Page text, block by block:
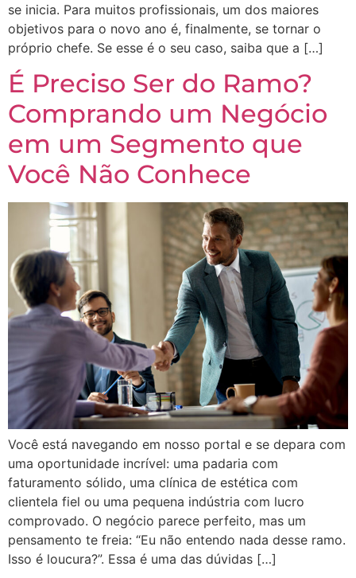
se inicia. Para muitos profissionais, um dos maiores
objetivos para o novo ano é, finalmente, se tornar o
próprio chefe. Se esse é o seu caso, saiba que a […]
É Preciso Ser do Ramo?
Comprando um Negócio
em um Segmento que
Você Não Conhece
Você está navegando em nosso portal e se depara com
uma oportunidade incrível: uma padaria com
faturamento sólido, uma clínica de estética com
clientela fiel ou uma pequena indústria com lucro
comprovado. O negócio parece perfeito, mas um
pensamento te freia: “Eu não entendo nada desse ramo.
Isso é loucura?”. Essa é uma das dúvidas […]